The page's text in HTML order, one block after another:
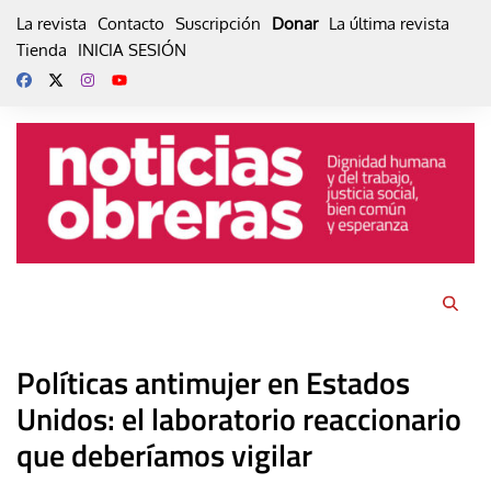
La revista Contacto Suscripción Donar La última revista
Tienda
INICIA SESIÓN
Políticas antimujer en Estados
Unidos: el laboratorio reaccionario
que deberíamos vigilar